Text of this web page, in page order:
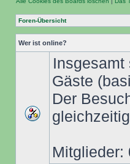
Foren-Übersicht
Wer ist online?
Insgesamt
Gäste
Der
Mitglieder: